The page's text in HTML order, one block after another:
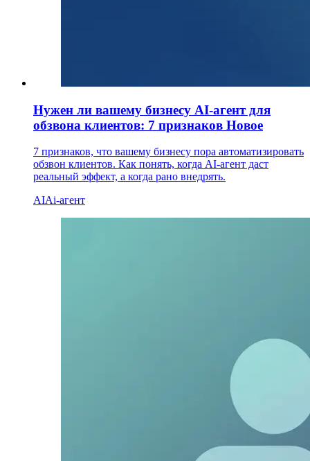
Нужен ли вашему бизнесу AI-агент для
обзвона клиентов: 7 признаков Новое
7 признаков, что вашему бизнесу пора автоматизировать
обзвон клиентов. Как понять, когда AI-агент даст
реальный эффект, а когда рано внедрять.
AIAi-агент